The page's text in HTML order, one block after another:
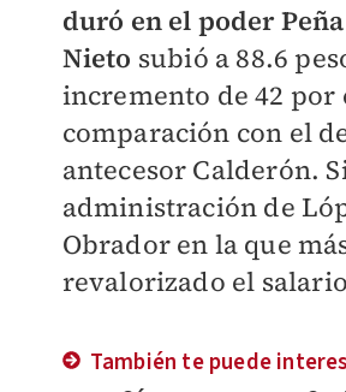
duró en el poder Peña
Nieto subió a 88.6
incremento de 42 por
comparación con el
antecesor Calderón.
administración de
Obrador en la que
revalorizado el
También te puede